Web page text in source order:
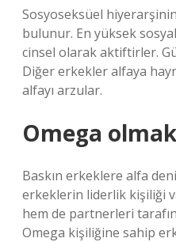
Sosyoseksüel
bulunur. En yüksek
cinsel olarak aktiftirler.
Diğer erkekler alfaya
alfayı arzular.
Omega
Baskın erkeklere alfa
erkeklerin liderlik kişiliği
hem de partnerleri
Omega kişiliğine sahip